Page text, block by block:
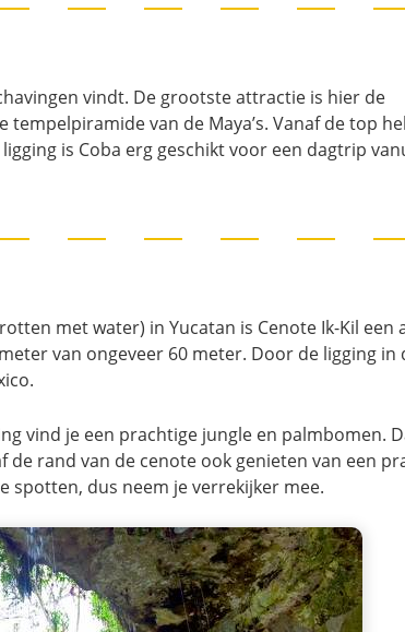
vindt. De grootste attractie is hier de
van de Maya’s. Vanaf de top
is Coba erg geschikt voor een dagtrip
met water) in Yucatan is Cenote Ik-Kil een
van ongeveer 60 meter. Door de ligging
vind je een prachtige jungle en palmbomen.
rand van de cenote ook genieten van een
spotten, dus neem je verrekijker mee.